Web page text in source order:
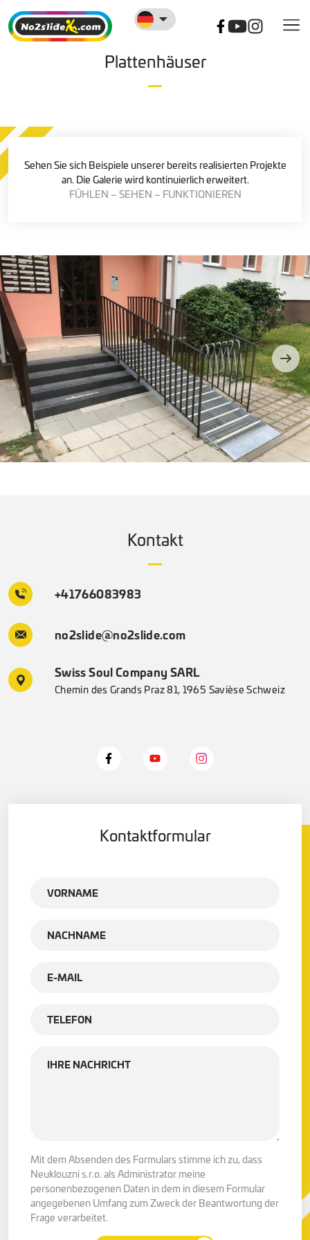
Plattenhäuser
Sehen Sie sich Beispiele unserer bereits realisierten Projekte
an. Die Galerie wird kontinuierlich erweitert.
FÜHLEN – SEHEN – FUNKTIONIEREN
Kontakt
+41766083983
no2slide@no2slide.com
Swiss Soul Company SARL
Chemin des Grands Praz 81, 1965 Savièse Schweiz
Kontaktformular
Mit dem Absenden des Formulars stimme ich zu, dass
Neuklouzni s.r.o. als Administrator meine
personenbezogenen Daten in dem in diesem Formular
angegebenen Umfang zum Zweck der Beantwortung der
Frage verarbeitet.